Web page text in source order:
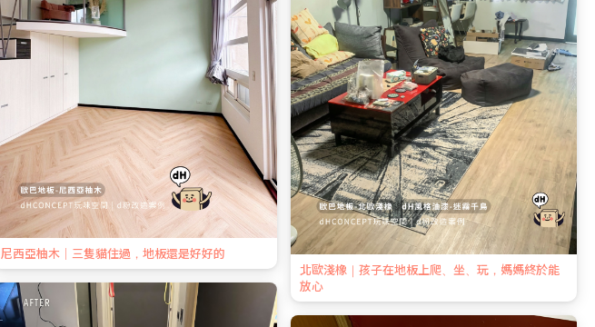
尼西亞柚木｜三隻貓住過，地板還是好好的
北歐淺橡｜孩子在地板上爬、坐、玩，媽媽終於能
放心